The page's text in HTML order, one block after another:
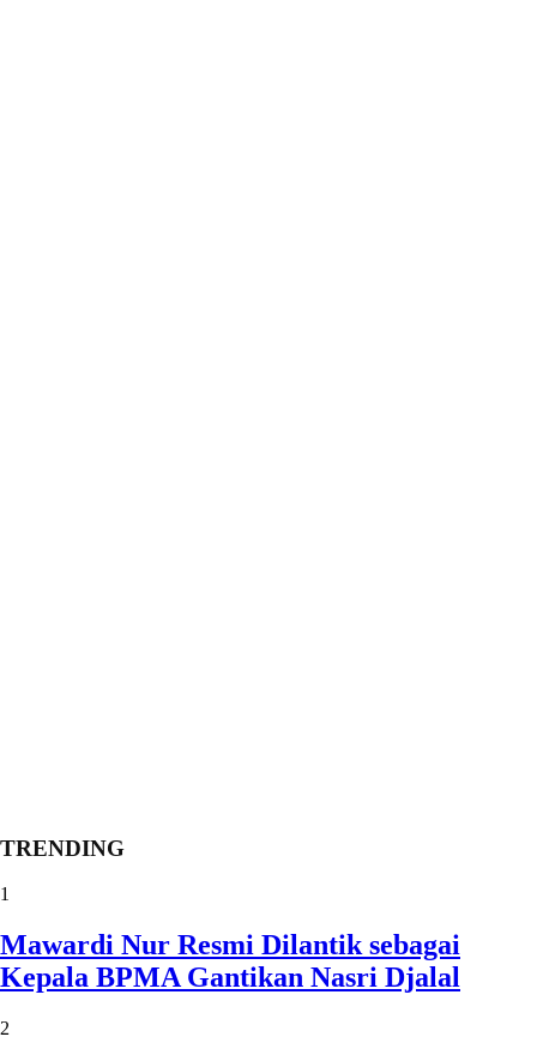
TRENDING
1
Mawardi Nur Resmi Dilantik sebagai
Kepala BPMA Gantikan Nasri Djalal
2